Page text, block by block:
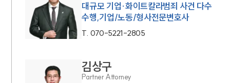
대규모 기업·화이트칼라범죄 사건 다수
수행,기업/노동/형사전문변호사
T. 070-5221-2805
김상구
Partner Attorney